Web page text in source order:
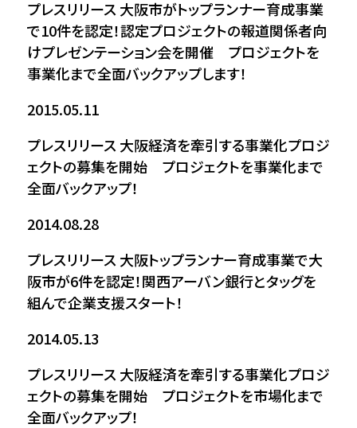
プレスリリース 大阪市がトップランナー育成事業
で10件を認定！認定プロジェクトの報道関係者向
けプレゼンテーション会を開催 プロジェクトを
事業化まで全面バックアップします！
2015.05.11
プレスリリース 大阪経済を牽引する事業化プロジ
ェクトの募集を開始 プロジェクトを事業化まで
全面バックアップ！
2014.08.28
プレスリリース 大阪トップランナー育成事業で大
阪市が6件を認定！関西アーバン銀行とタッグを
組んで企業支援スタート！
2014.05.13
プレスリリース 大阪経済を牽引する事業化プロジ
ェクトの募集を開始 プロジェクトを市場化まで
全面バックアップ！